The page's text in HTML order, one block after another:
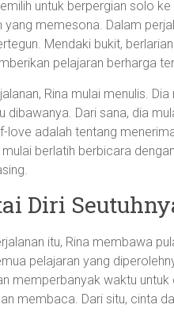
untuk berpergian solo
yang memesona. Dalam
Mendaki bukit,
pelajaran berharga
Rina mulai menulis.
dibawanya. Dari sana, dia
love adalah tentang
mulai berlatih berbicara
Diri
itu, Rina membawa
pelajaran yang
memperbanyak waktu
membaca. Dari situ, cinta